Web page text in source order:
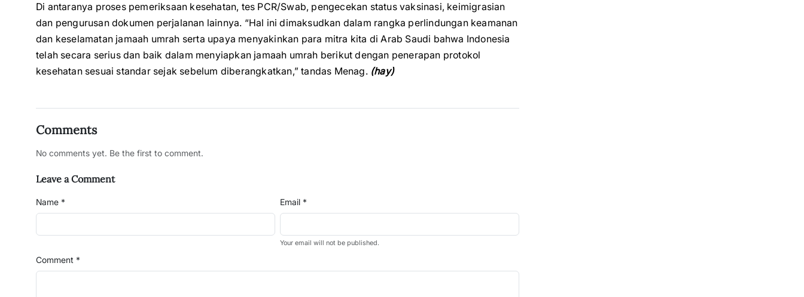
Di antaranya proses pemeriksaan kesehatan, tes PCR/Swab, pengecekan status vaksinasi, keimigrasian
dan pengurusan dokumen perjalanan lainnya. “Hal ini dimaksudkan dalam rangka perlindungan keamanan
dan keselamatan jamaah umrah serta upaya menyakinkan para mitra kita di Arab Saudi bahwa Indonesia
telah secara serius dan baik dalam menyiapkan jamaah umrah berikut dengan penerapan protokol
kesehatan sesuai standar sejak sebelum diberangkatkan,” tandas Menag. (hay)
Comments
No comments yet. Be the first to comment.
Leave a Comment
Name * Email *
Your email will not be published.
Comment *